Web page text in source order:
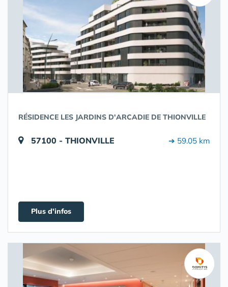
RÉSIDENCE LES JARDINS D'ARCADIE DE THIONVILLE
57100 - THIONVILLE ➔ 59.05 km
Plus d'infos